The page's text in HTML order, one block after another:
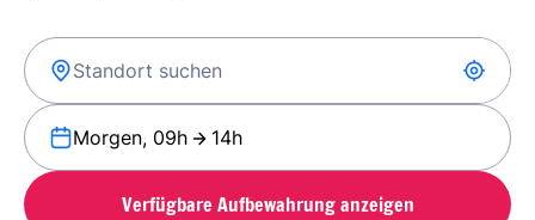
Morgen, 09h 14h
Verfügbare Aufbewahrung anzeigen